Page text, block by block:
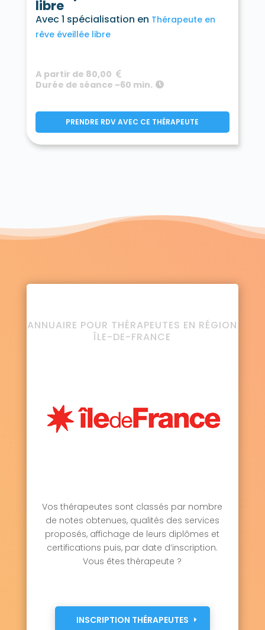
libre
Avec 1 spécialisation en Thérapeute en
rêve éveillée libre
A partir de 80,00
Durée de séance ~60 min.
PRENDRE RDV AVEC CE THÉRAPEUTE
ANNUAIRE POUR THÉRAPEUTES EN RÉGION
ÎLE-DE-FRANCE
Vos thérapeutes sont classés par nombre
de notes obtenues, qualités des services
proposés, affichage de leurs diplômes et
certifications puis, par date d’inscription.
Vous êtes thérapeute ?
INSCRIPTION THÉRAPEUTES